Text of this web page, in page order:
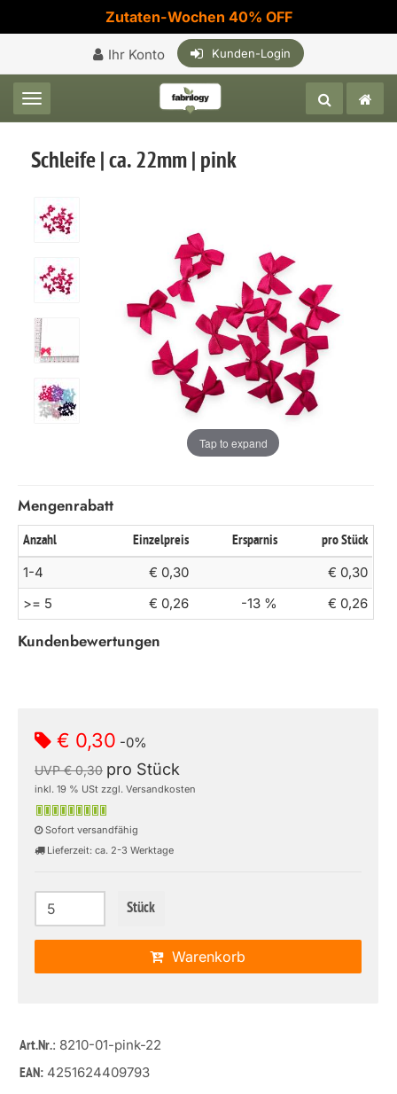
Zutaten-Wochen 40% OFF
Ihr Konto Kunden-Login
Toggle navigation
Schleife | ca. 22mm | pink
Tap to expand
Mengenrabatt
Anzahl Einzelpreis Ersparnis pro Stück
1-4 € 0,30
€ 0,30
>= 5
€ 0,26 -13 % € 0,26
Kundenbewertungen
€ 0,30 -0%
UVP € 0,30 pro Stück
inkl. 19 % USt zzgl. Versandkosten
Sofort versandfähig
Lieferzeit: ca. 2-3 Werktage
Stück
Warenkorb
Art.Nr.: 8210-01-pink-22
EAN: 4251624409793